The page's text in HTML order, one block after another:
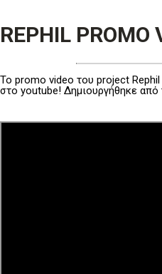
REPHIL PROMO
Το promo video του project Rephil
στο youtube! Δημιουργήθηκε από